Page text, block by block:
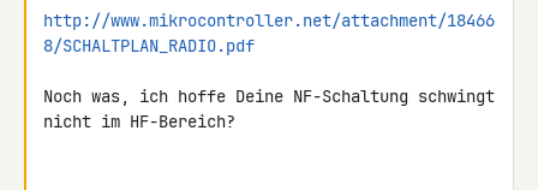
http://www.mikrocontroller.net/attachment/18466
8/SCHALTPLAN_RADIO.pdf
Noch was, ich hoffe Deine NF-Schaltung schwingt
nicht im HF-Bereich?